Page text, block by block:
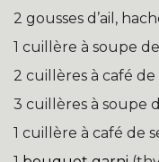
2 gousses d’ail,
1 cuillère à soupe
2 cuillères à café
3 cuillères à soupe
1 cuillère à café de